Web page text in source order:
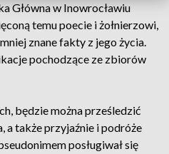
Główna w Inowrocławiu
temu poecie i żołnierzowi,
znane fakty z jego życia.
pochodzące ze zbiorów
będzie można prześledzić
a także przyjaźnie i podróże
posługiwał się